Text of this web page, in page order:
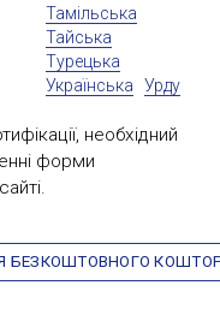
Тамільська
Тайська
Турецька
Українська
Урду
необхідний
форми
БЕЗКОШТОВНОГО